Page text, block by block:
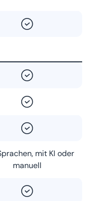
mit KI oder
manuell